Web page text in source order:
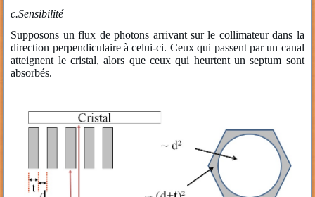
c.Sensibilité
Supposons un flux de photons arrivant sur le collimateur dans la
direction perpendiculaire à celui-ci. Ceux qui passent par un canal
atteignent le cristal, alors que ceux qui heurtent un septum sont
absorbés.